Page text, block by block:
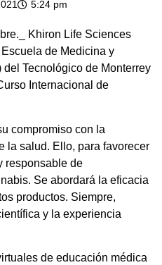
5:24 pm
Khiron Life Sciences
de Medicina y
Tecnológico de Monterrey
Internacional de
compromiso con la
la salud. Ello, para favorecer
responsable de
Se abordará la eficacia
productos. Siempre,
y la experiencia
de educación médica